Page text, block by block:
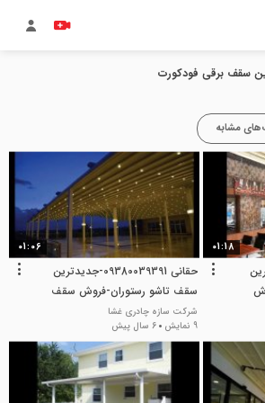
سقف برقی فودکورت
مشابه
01:18
01:06
حقانی 09380039391-جدیدترین
سقف تاشو رستوران-فروش سقف
برقی فودکورت
شرکت سازه چادری غشا
9 نمایش
6 سال پیش